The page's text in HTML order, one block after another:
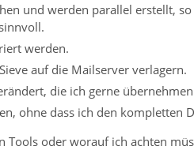
und werden parallel erstellt,
werden.
auf die Mailserver verlagern.
die ich gerne
ohne dass ich den kompletten
Tools oder worauf ich achten